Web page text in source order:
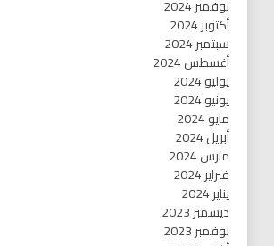
نوفمبر 2024
أكتوبر 2024
سبتمبر 2024
أغسطس 2024
يوليو 2024
يونيو 2024
مايو 2024
أبريل 2024
مارس 2024
فبراير 2024
يناير 2024
ديسمبر 2023
نوفمبر 2023